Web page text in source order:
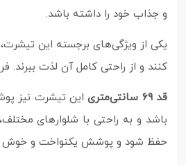
و جذاب خود را داشته باشد.
یکی از ویژگی‌های برجسته این
کنند و از راحتی کامل آن لذت
قد ۶۹ سانتی‌متری این تیشرت نیز
باشد و به راحتی با شلوارهای
حفظ شود و پوشش یکنواخت و خوش‌